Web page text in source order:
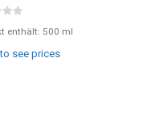
enthält: 500 ml
see prices